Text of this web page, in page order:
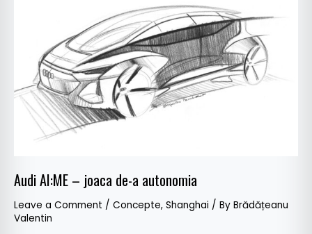
Audi AI:ME – joaca de-a autonomia
Leave a Comment / Concepte, Shanghai / By Brădățeanu
Valentin
autonomia